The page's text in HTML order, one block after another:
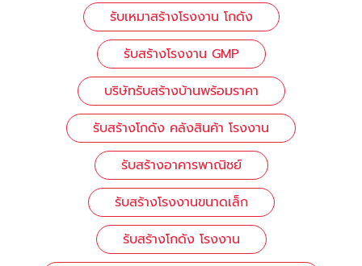
รับเหมาสร้างโรงงาน โกดัง
รับสร้างโรงงาน GMP
บริษัทรับสร้างบ้านพร้อมราคา
รับสร้างโกดัง คลังสินค้า โรงงาน
รับสร้างอาคารพาณิชย์
รับสร้างโรงงานขนาดเล็ก
รับสร้างโกดัง โรงงาน